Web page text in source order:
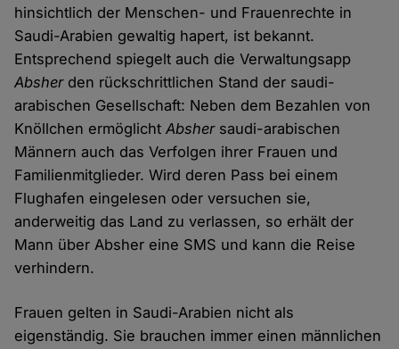
hinsichtlich der Menschen- und Frauenrechte in
Saudi-Arabien gewaltig hapert, ist bekannt.
Entsprechend spiegelt auch die Verwaltungsapp
Absher den rückschrittlichen Stand der saudi-
arabischen Gesellschaft: Neben dem Bezahlen von
Knöllchen ermöglichtAbshersaudi-arabischen
Männern auch das Verfolgen ihrer Frauen und
Familienmitglieder. Wird deren Pass bei einem
Flughafen eingelesen oder versuchen sie,
anderweitig das Land zu verlassen, so erhält der
Mann über Absher eine SMS und kann die Reise
verhindern.
Frauen gelten in Saudi-Arabien nicht als
eigenständig. Sie brauchen immer einen männlichen